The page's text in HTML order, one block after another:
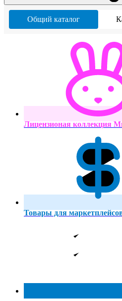
Общий каталог
Лицензионая коллекция
Товары для